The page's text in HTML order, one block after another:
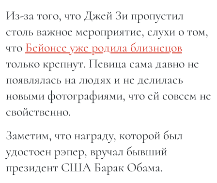
Из-за того, что Джей Зи пропустил
столь важное мероприятие, слухи о том,
что Бейонсе уже родила близнецов
только крепнут. Певица сама давно не
появлялась на людях и не делилась
новыми фотографиями, что ей совсем не
свойственно.
Заметим, что награду, которой был
удостоен рэпер, вручал бывший
президент США Барак Обама.